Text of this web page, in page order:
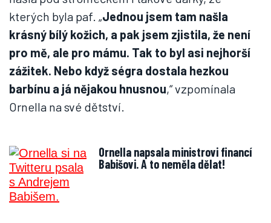
kterých byla paf. „Jednou jsem tam našla
krásný bílý kožich, a pak jsem zjistila, že není
pro mě, ale pro mámu. Tak to byl asi nejhorší
zážitek. Nebo když ségra dostala hezkou
barbínu a já nějakou hnusnou,“ vzpomínala
Ornella na své dětství.
Ornella napsala ministrovi financí
Babišovi. A to neměla dělat!